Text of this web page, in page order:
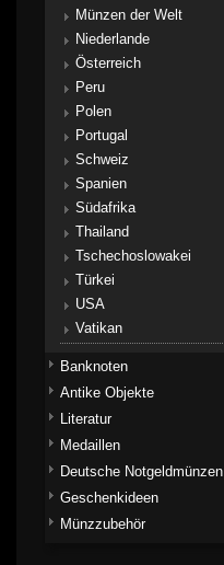
Münzen der Welt
Niederlande
Österreich
Peru
Polen
Portugal
Schweiz
Spanien
Südafrika
Thailand
Tschechoslowakei
Türkei
USA
Vatikan
Banknoten
Antike Objekte
Literatur
Medaillen
Deutsche Notgeldmünzen
Geschenkideen
Münzzubehör